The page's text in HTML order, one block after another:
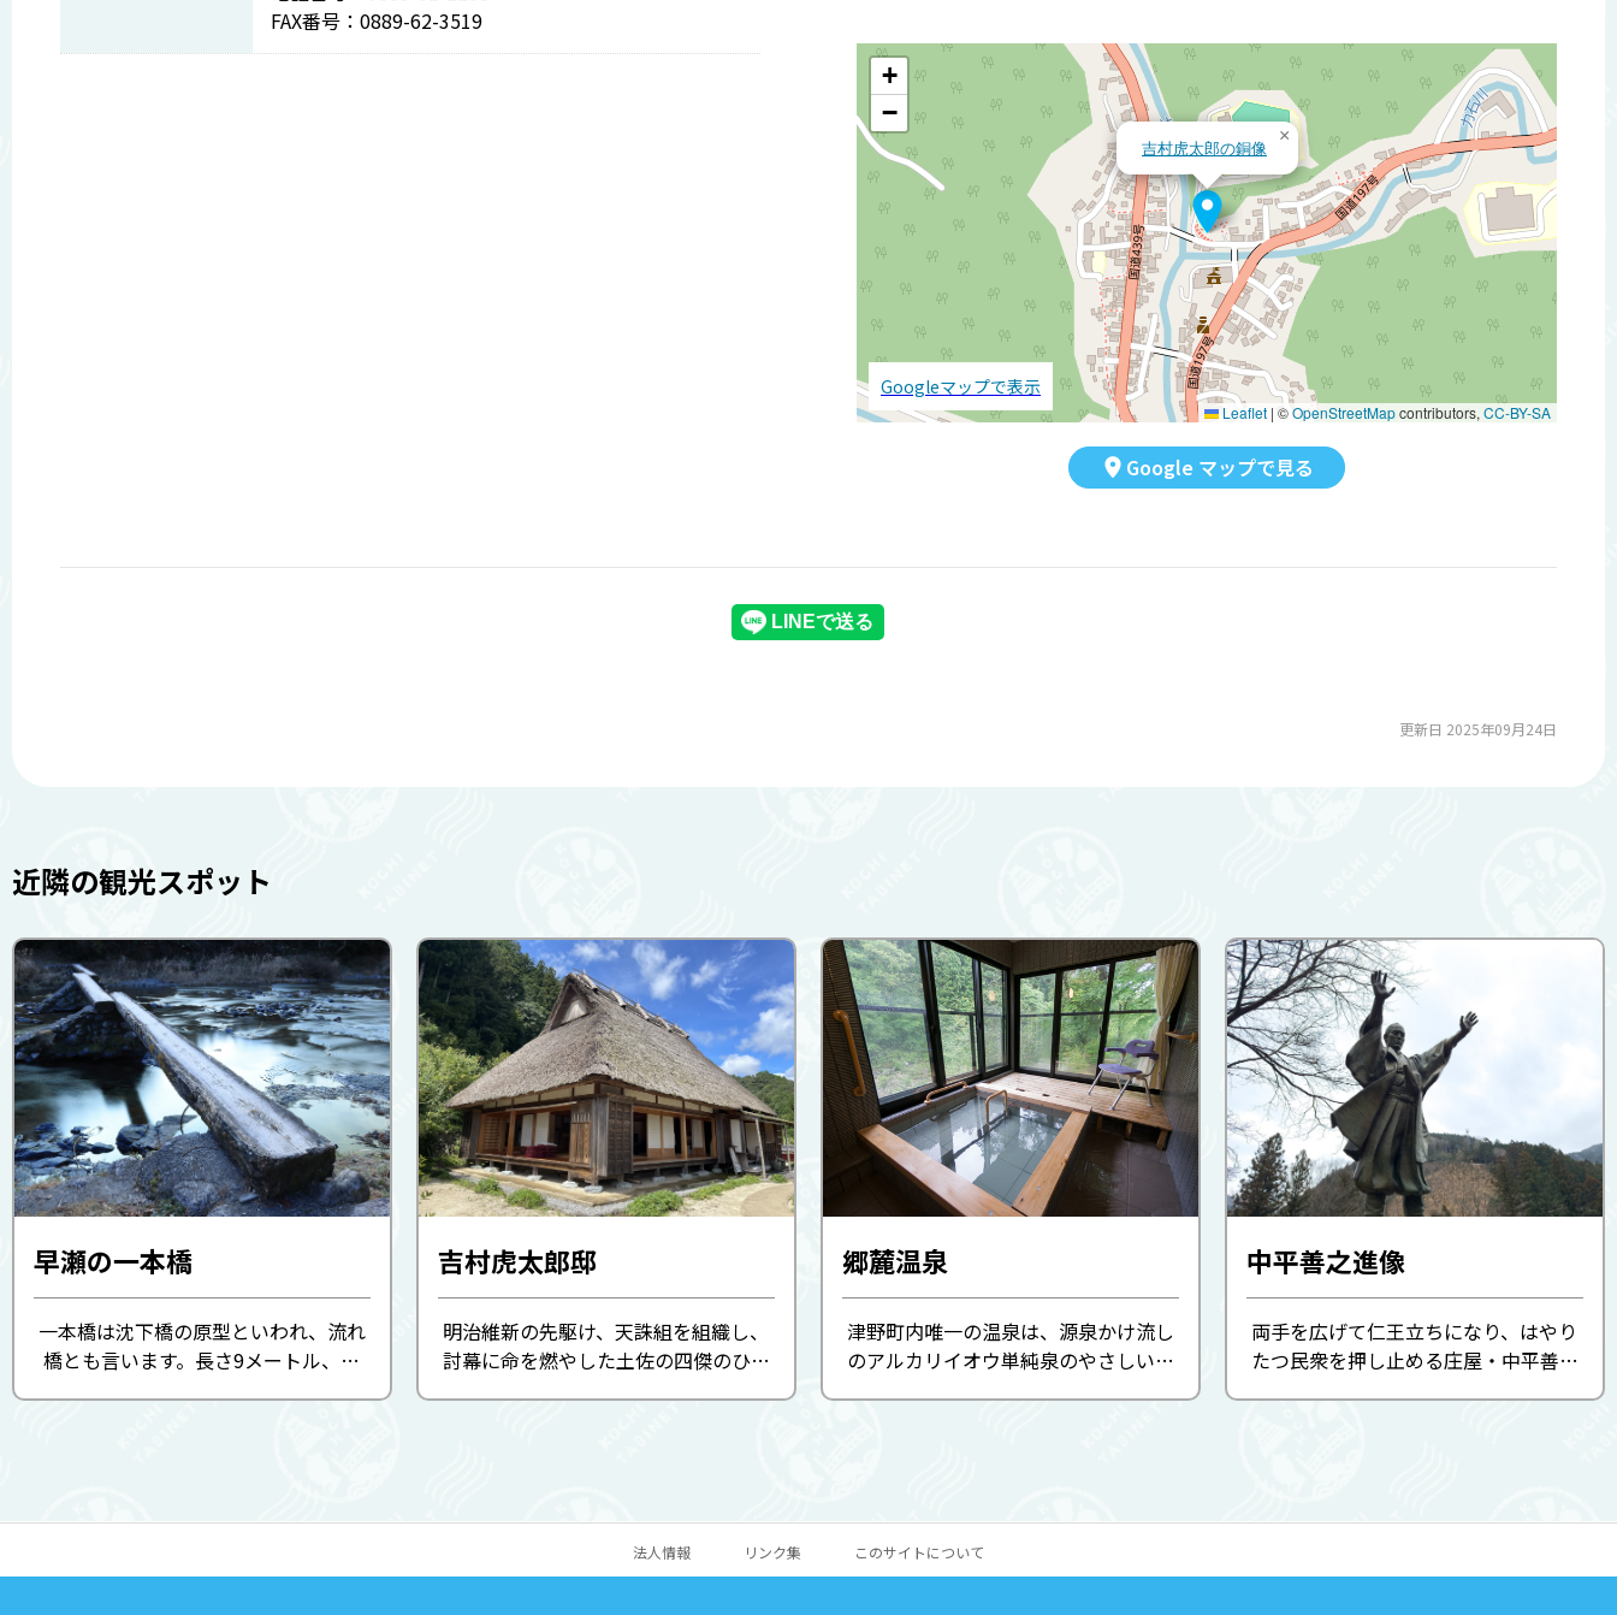
FAX番号：0889-62-3519
吉村虎太郎の銅像
×
+
−
Leaflet | ©OpenStreetMapcontributors, CC-BY-SA
Googleマップで表示
Google マップで見る
更新日 2025年09月24日
近隣の観光スポット
早瀬の一本橋
一本橋は沈下橋の原型といわれ、流れ
橋とも言います。長さ9メートル、幅
吉村虎太郎邸
明治維新の先駆け、天誅組を組織し、
討幕に命を燃やした土佐の四傑のひと
郷麓温泉
津野町内唯一の温泉は、源泉かけ流し
のアルカリイオウ単純泉のやさしいお
中平善之進像
両手を広げて仁王立ちになり、はやり
たつ民衆を押し止める庄屋・中平善之
法人情報 リンク集 このサイトについて